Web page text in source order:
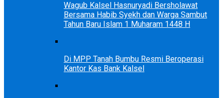
Wagub Kalsel Hasnuryadi Bersholawat
Bersama Habib Syekh dan Warga Sambut
Tahun Baru Islam 1 Muharam 1448 H
Di MPP Tanah Bumbu Resmi Beroperasi
Kantor Kas Bank Kalsel